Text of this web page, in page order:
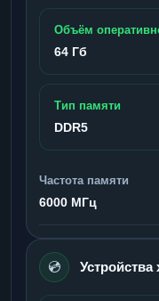
Объём
64 Гб
Тип памяти
DDR5
Частота памяти
6000 МГц
💿